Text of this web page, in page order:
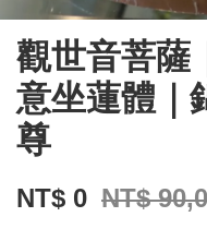
觀世音菩薩
意坐蓮體｜
尊
NT$ 0 NT$